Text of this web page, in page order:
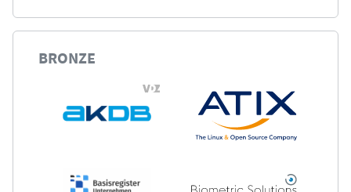
BRONZE
-Partnerprofil